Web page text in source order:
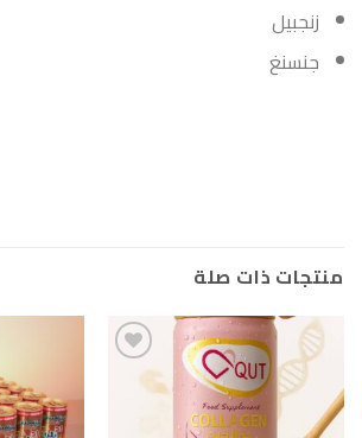
زنجبيل
جنسنغ
منتجات ذات صلة